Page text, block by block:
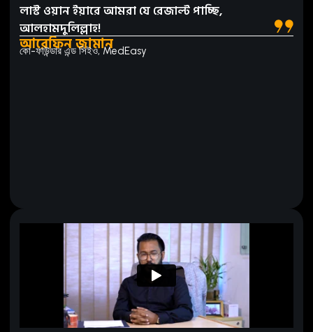
লাস্ট ওয়ান ইয়ারে আমরা যে রেজাল্ট পাচ্ছি,
আলহামদুলিল্লাহ!
আরেফিন জামান
কো-ফাউন্ডার এন্ড সিইও, MedEasy